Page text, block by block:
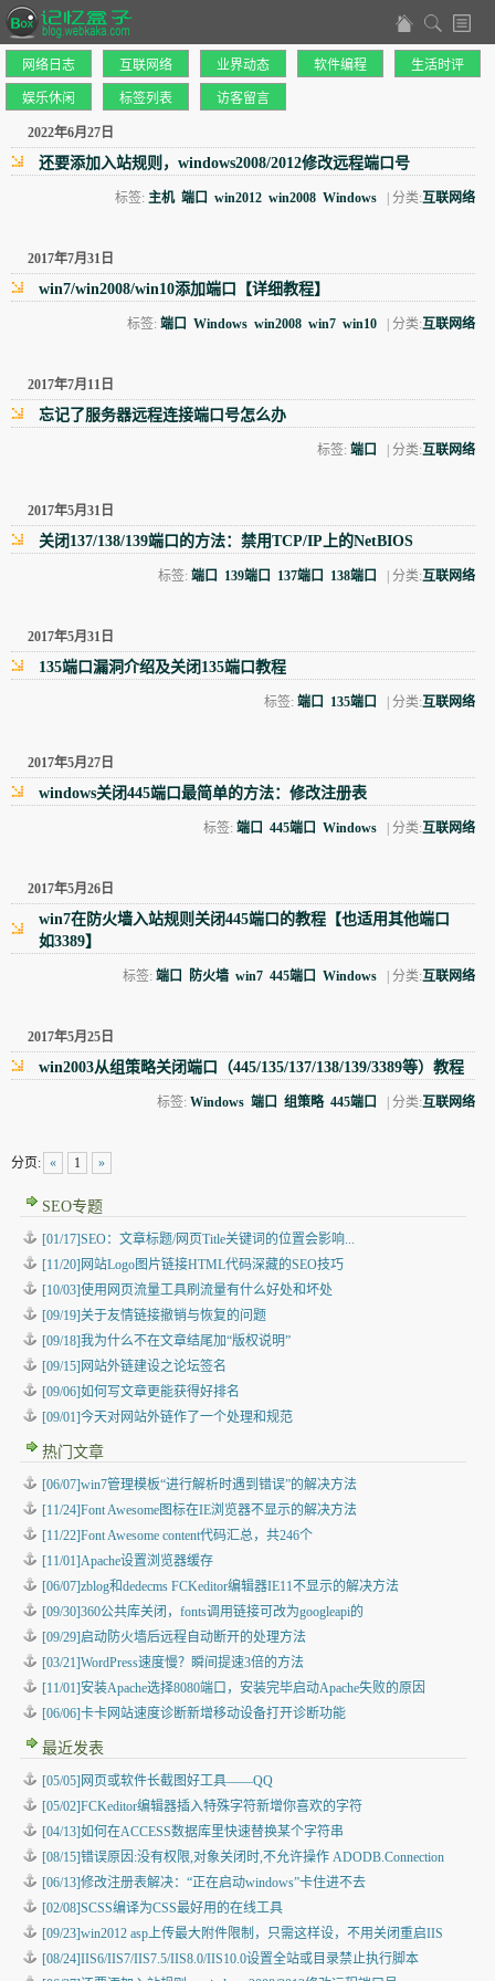
网络日志 互联网络 业界动态 软件编程 生活时评
娱乐休闲 标签列表 访客留言
2022年6月27日
还要添加入站规则，windows2008/2012修改远程端口号
标签:主机 端口 win2012 win2008 Windows | 分类:互联网络
2017年7月31日
win7/win2008/win10添加端口【详细教程】
标签:端口 Windows win2008 win7 win10 | 分类:互联网络
2017年7月11日
忘记了服务器远程连接端口号怎么办
标签:端口 | 分类:互联网络
2017年5月31日
关闭137/138/139端口的方法：禁用TCP/IP上的NetBIOS
标签:端口 139端口 137端口 138端口 | 分类:互联网络
2017年5月31日
135端口漏洞介绍及关闭135端口教程
标签:端口 135端口 | 分类:互联网络
2017年5月27日
windows关闭445端口最简单的方法：修改注册表
标签:端口 445端口 Windows | 分类:互联网络
2017年5月26日
win7在防火墙入站规则关闭445端口的教程【也适用其他端口
如3389】
标签:端口 防火墙 win7 445端口 Windows | 分类:互联网络
2017年5月25日
win2003从组策略关闭端口（445/135/137/138/139/3389等）教程
标签:Windows 端口 组策略 445端口 | 分类:互联网络
分页: « 1 »
SEO专题
[01/17]SEO：文章标题/网页Title关键词的位置会影响...
[11/20]网站Logo图片链接HTML代码深藏的SEO技巧
[10/03]使用网页流量工具刷流量有什么好处和坏处
[09/19]关于友情链接撤销与恢复的问题
[09/18]我为什么不在文章结尾加“版权说明”
[09/15]网站外链建设之论坛签名
[09/06]如何写文章更能获得好排名
[09/01]今天对网站外链作了一个处理和规范
热门文章
[06/07]win7管理模板“进行解析时遇到错误”的解决方法
[11/24]Font Awesome图标在IE浏览器不显示的解决方法
[11/22]Font Awesome content代码汇总，共246个
[11/01]Apache设置浏览器缓存
[06/07]zblog和dedecms FCKeditor编辑器IE11不显示的解决方法
[09/30]360公共库关闭，fonts调用链接可改为googleapi的
[09/29]启动防火墙后远程自动断开的处理方法
[03/21]WordPress速度慢？瞬间提速3倍的方法
[11/01]安装Apache选择8080端口，安装完毕启动Apache失败的原因
[06/06]卡卡网站速度诊断新增移动设备打开诊断功能
最近发表
[05/05] 网页或软件长截图好工具——QQ
[05/02]FCKeditor编辑器插入特殊字符新增你喜欢的字符
[04/13]如何在ACCESS数据库里快速替换某个字符串
[08/15]错误原因:没有权限,对象关闭时,不允许操作 ADODB.Connection
[06/13]修改注册表解决：“正在启动windows”卡住进不去
[02/08]SCSS编译为CSS最好用的在线工具
[09/23]win2012 asp上传最大附件限制，只需这样设，不用关闭重启IIS
[08/24]IIS6/IIS7/IIS7.5/IIS8.0/IIS10.0设置全站或目录禁止执行脚本